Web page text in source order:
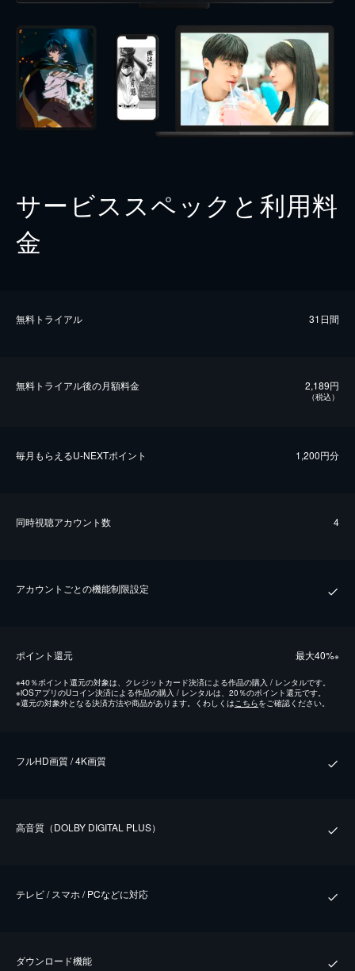
サービススペックと利用料
金
無料トライアル 31日間
無料トライアル後の⽉額料金 2,189円
（税込）
毎⽉もらえるU-NEXTポイント 1,200円分
同時視聴アカウント数 4
アカウントごとの機能制限設定
ポイント還元 最⼤40%※
※40％ポイント還元の対象は、クレジットカード決済による作品の購入 / レンタルです。
※iOSアプリのUコイン決済による作品の購入 / レンタルは、20％のポイント還元です。
※還元の対象外となる決済方法や商品があります。くわしくはこちらをご確認ください。
フルHD画質 / 4K画質
⾼⾳質（DOLBY DIGITAL PLUS）
テレビ / スマホ / PCなどに対応
ダウンロード機能